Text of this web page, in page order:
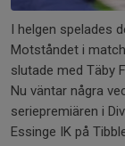
I helgen spelades
Motståndet i
slutade med Täby
Nu väntar några
seriepremiären i
Essinge IK på